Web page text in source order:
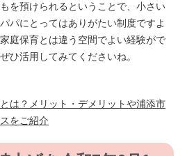
を預けられるということで、小さい
パにとってはありがたい制度ですよ
庭保育とは違う空間でよい経験がで
ひ活用してみてくださいね。
は？メリット・デメリットや浦添市
をご紹介